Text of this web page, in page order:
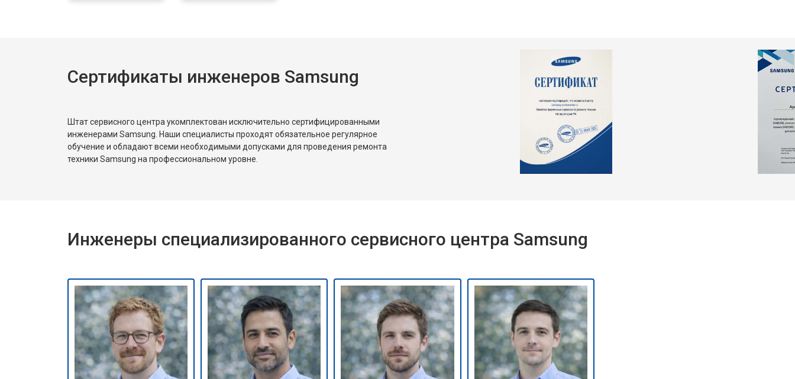
Сертификаты инженеров Samsung
Штат сервисного центра укомплектован исключительно сертифицированными
инженерами Samsung. Наши специалисты проходят обязательное регулярное
обучение и обладают всеми необходимыми допусками для проведения ремонта
техники Samsung на профессиональном уровне.
Инженеры специализированного сервисного центра Samsung